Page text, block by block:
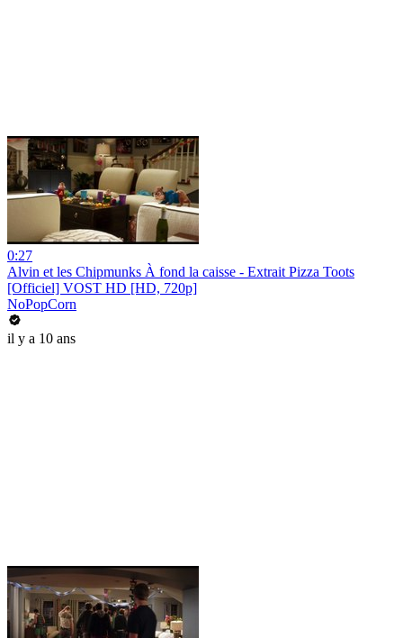
0:27
Alvin et les Chipmunks À fond la caisse - Extrait Pizza Toots
[Officiel] VOST HD [HD, 720p]
NoPopCorn
il y a 10 ans